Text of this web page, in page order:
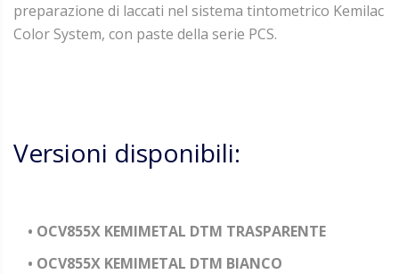
preparazione di laccati nel sistema tintometrico Kemilac
Color System, con paste della serie PCS.
Versioni disponibili:
• OCV855X KEMIMETAL DTM TRASPARENTE
• OCV855X KEMIMETAL DTM BIANCO